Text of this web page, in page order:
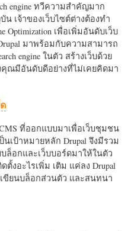
engine ทวีความสำคัญมาก
น เจ้าของเว็บไซต์ต่างต้องทำ
Optimization เพื่อเพิ่มอันดับเว็บ
มาพร้อมกับความสามารถ
engine ในตัว สร้างเว็บด้วย
คุณมีอันดับดีอย่างที่ไม่เคยคิดมา
CMS ที่ออกแบบมาเพื่อเว็บชุมชน
เป้าหมายหลัก Drupal จึงมีรวม
ล็อกและเว็บบอร์ดมาให้ในตัว
ตั้งอะไรเพิ่ม เติม แค่ลง Drupal
ขียนบล็อกส่วนตัว และสนทนา